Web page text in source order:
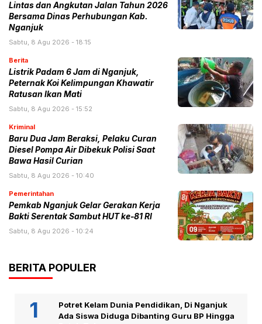
Lintas dan Angkutan Jalan Tahun 2026
Bersama Dinas Perhubungan Kab.
Nganjuk
Sabtu, 8 Agu 2026 - 18:15
Berita
Listrik Padam 6 Jam di Nganjuk,
Peternak Koi Kelimpungan Khawatir
Ratusan Ikan Mati
Sabtu, 8 Agu 2026 - 15:52
Kriminal
Baru Dua Jam Beraksi, Pelaku Curan
Diesel Pompa Air Dibekuk Polisi Saat
Bawa Hasil Curian
Sabtu, 8 Agu 2026 - 10:40
Pemerintahan
Pemkab Nganjuk Gelar Gerakan Kerja
Bakti Serentak Sambut HUT ke-81 RI
Sabtu, 8 Agu 2026 - 10:24
BERITA POPULER
Potret Kelam Dunia Pendidikan, Di Nganjuk
Ada Siswa Diduga Dibanting Guru BP Hingga